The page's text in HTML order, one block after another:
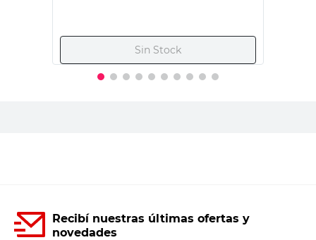
Sin Stock
Recibí nuestras últimas ofertas y
novedades